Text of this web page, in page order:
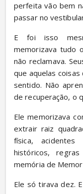
perfeita vão bem
passar no
E foi isso
memorizava tudo
não reclamava.
que aquelas
sentido. Não
de recuperação, o
Ele memorizava
extrair raiz
física,
históricos,
memória de
Ele só tirava dez.